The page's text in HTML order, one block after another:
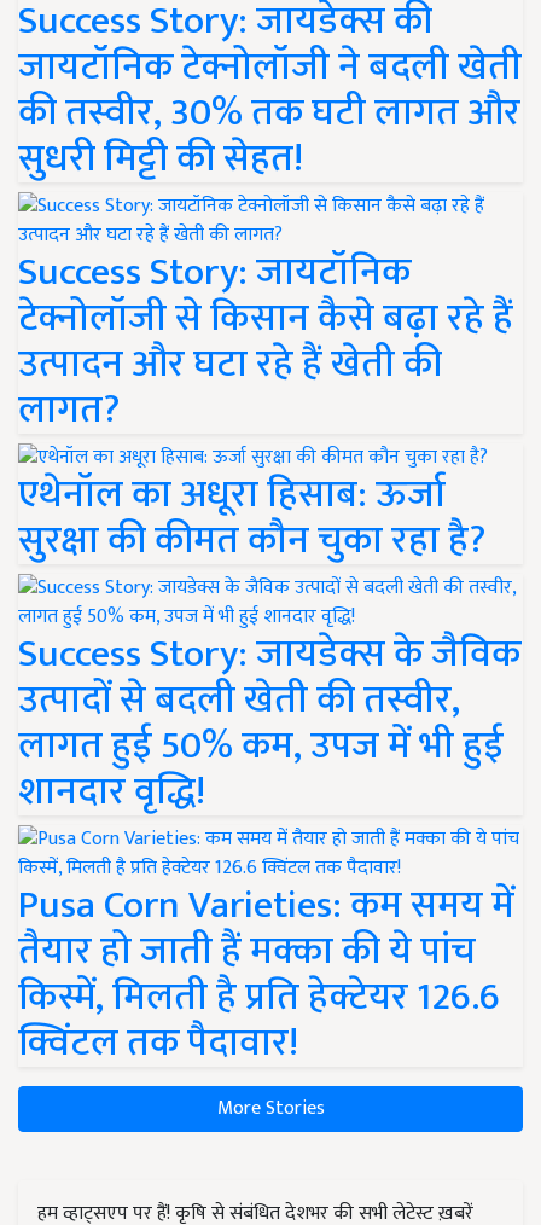
Success Story: जायडेक्स की
जायटॉनिक टेक्नोलॉजी ने बदली खेती
की तस्वीर, 30% तक घटी लागत और
सुधरी मिट्टी की सेहत!
Success Story: जायटॉनिक
टेक्नोलॉजी से किसान कैसे बढ़ा रहे हैं
उत्पादन और घटा रहे हैं खेती की
लागत?
एथेनॉल का अधूरा हिसाब: ऊर्जा
सुरक्षा की कीमत कौन चुका रहा है?
Success Story: जायडेक्स के जैविक
उत्पादों से बदली खेती की तस्वीर,
लागत हुई 50% कम, उपज में भी हुई
शानदार वृद्धि!
Pusa Corn Varieties: कम समय में
तैयार हो जाती हैं मक्का की ये पांच
किस्में, मिलती है प्रति हेक्टेयर 126.6
क्विंटल तक पैदावार!
More Stories
हम व्हाट्सएप पर हैं! कृषि से संबंधित देशभर की सभी लेटेस्ट ख़बरें